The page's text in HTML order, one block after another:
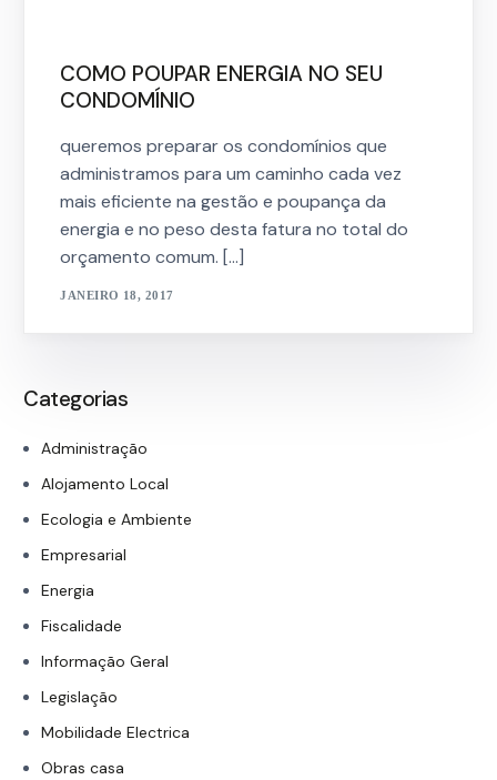
COMO POUPAR ENERGIA NO SEU
CONDOMÍNIO
queremos preparar os condomínios que
administramos para um caminho cada vez
mais eficiente na gestão e poupança da
energia e no peso desta fatura no total do
orçamento comum. […]
JANEIRO 18, 2017
Categorias
Administração
Alojamento Local
Ecologia e Ambiente
Empresarial
Energia
Fiscalidade
Informação Geral
Legislação
Mobilidade Electrica
Obras casa